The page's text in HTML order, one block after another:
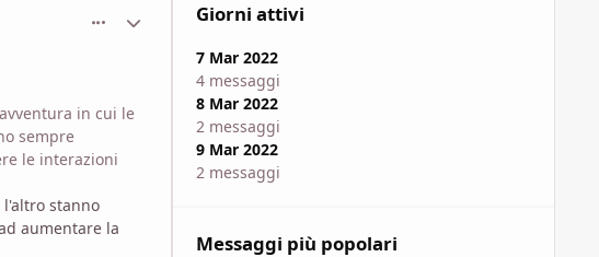
comment_1796497
Statistiche Autore
in cui le
sempre
le interazioni
l'altro stanno
aumentare la
Giorni attivi
7 Mar 2022
4 messaggi
8 Mar 2022
2 messaggi
9 Mar 2022
2 messaggi
Messaggi più popolari